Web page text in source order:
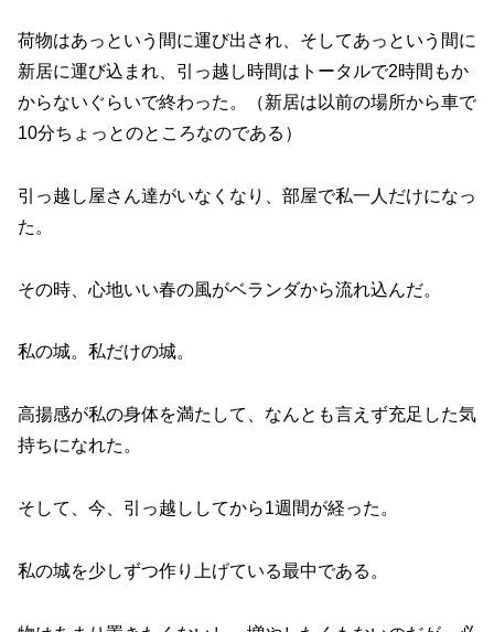
荷物はあっという間に運び出され、そしてあっという間に
新居に運び込まれ、引っ越し時間はトータルで2時間もか
からないぐらいで終わった。（新居は以前の場所から車で
10分ちょっとのところなのである）
引っ越し屋さん達がいなくなり、部屋で私一人だけになっ
た。
その時、心地いい春の風がベランダから流れ込んだ。
私の城。私だけの城。
高揚感が私の身体を満たして、なんとも言えず充足した気
持ちになれた。
そして、今、引っ越ししてから1週間が経った。
私の城を少しずつ作り上げている最中である。